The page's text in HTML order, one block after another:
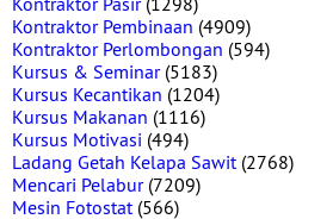
Kontraktor Pembinaan (4909)
Kontraktor Perlombongan (594)
Kursus & Seminar(5183)
Kursus Kecantikan (1204)
Kursus Makanan (1116)
Kursus Motivasi (494)
Ladang Getah Kelapa Sawit(2768)
Mencari Pelabur(7209)
Mesin Fotostat(566)